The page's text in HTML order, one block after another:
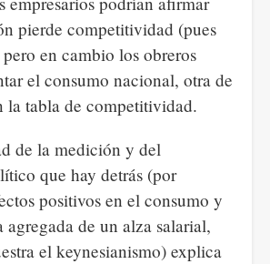
pierde competitividad (pues
en cambio los obreros
el consumo nacional, otra de
la tabla de competitividad.
de la medición y del
que hay detrás (por
positivos en el consumo y
agregada de un alza salarial,
el keynesianismo) explica